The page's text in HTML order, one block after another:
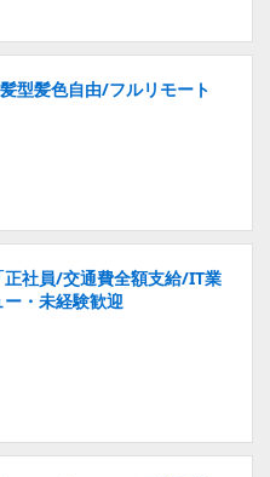
型髪色自由/フルリモート
社員/交通費全額支給/IT業
・未経験歓迎